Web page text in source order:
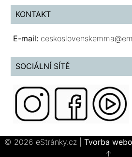
KONTAKT
E-mail:
SOCIÁLNÍ SÍTĚ
© 2026 eStránky.cz Tvorba
↑